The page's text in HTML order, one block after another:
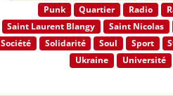
Punk
Quartier Radio
Saint Laurent Blangy
Saint Nicolas
Société
Solidarité Soul Sport
Ukraine
Université